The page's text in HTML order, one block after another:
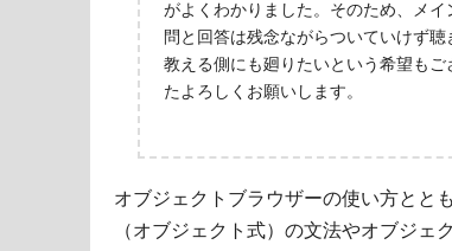
がよくわかりました。そのため、メ
問と回答は残念ながらついていけず
教える側にも廻りたいという希望も
たよろしくお願いします。
オブジェクトブラウザーの使い方とと
（オブジェクト式）の文法やオブジ